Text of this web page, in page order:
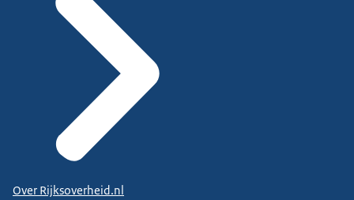
Over Rijksoverheid.nl